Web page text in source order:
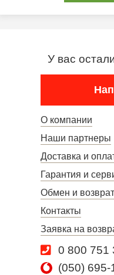
У вас
О компании
Наши партнеры
Доставка и
Гарантия и
Обмен и возврат
Контакты
Заявка на
0 800 751
(050) 695-